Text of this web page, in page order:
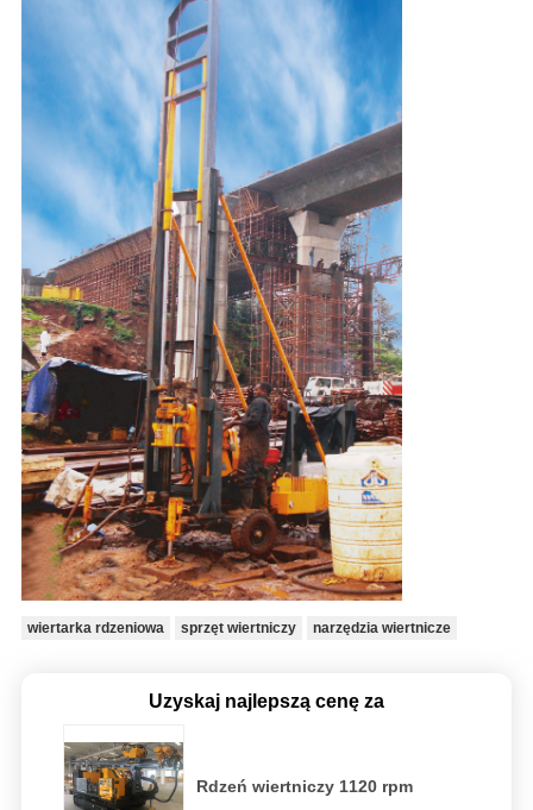
wiertarka rdzeniowa sprzęt wiertniczy narzędzia wiertnicze
Uzyskaj najlepszą cenę za
Rdzeń wiertniczy 1120 rpm